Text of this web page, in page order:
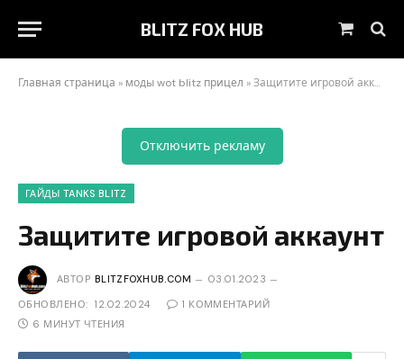
BLITZ FOX HUB Корзина
Главная страница » моды wot blitz прицел »Защитите игровой аккаунт
Отключить рекламу
ГАЙДЫ TANKS BLITZ
Защитите игровой аккаунт
АВТОР BLITZFOXHUB.COM 03.01.2023
ОБНОВЛЕНО: 12.02.2024
1 КОММЕНТАРИЙ
6 МИНУТ ЧТЕНИЯ